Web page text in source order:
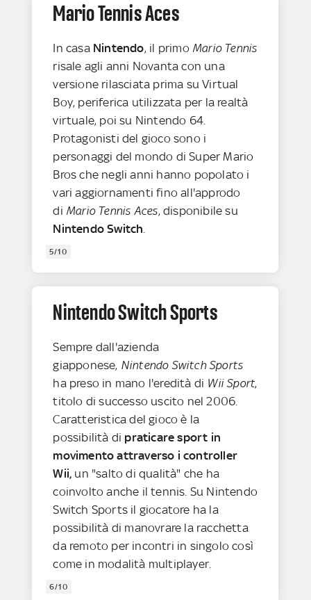
Mario Tennis Aces
In casa Nintendo, il primo Mario Tennis
risale agli anni Novanta con una
versione rilasciata prima su Virtual
Boy, periferica utilizzata per la realtà
virtuale, poi su Nintendo 64.
Protagonisti del gioco sono i
personaggi del mondo di Super Mario
Bros che negli anni hanno popolato i
vari aggiornamenti fino all'approdo
diMario Tennis Aces, disponibile su
Nintendo Switch.
5/10
Nintendo Switch Sports
Sempre dall'azienda
giapponese, Nintendo Switch Sports
ha preso in mano l'eredità di Wii Sport,
titolo di successo uscito nel 2006.
Caratteristica del gioco è la
possibilità di praticare sport in
movimento attraverso i controller
Wii, un "salto di qualità" che ha
coinvolto anche il tennis. Su Nintendo
Switch Sports il giocatore ha la
possibilità di manovrare la racchetta
da remoto per incontri in singolo così
come in modalità multiplayer.
6/10